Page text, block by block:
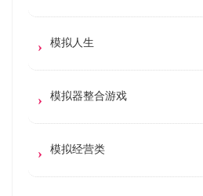
模拟人生
模拟器整合游戏
模拟经营类